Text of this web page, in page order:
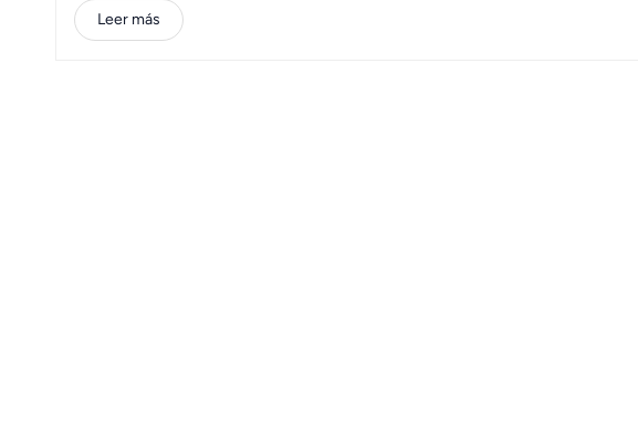
movimiento del borde delantero de la pala dentro de los 30 grados suaves.
desea mantener una suavidad duradera, la grasa es una buena opción y el
Leer más